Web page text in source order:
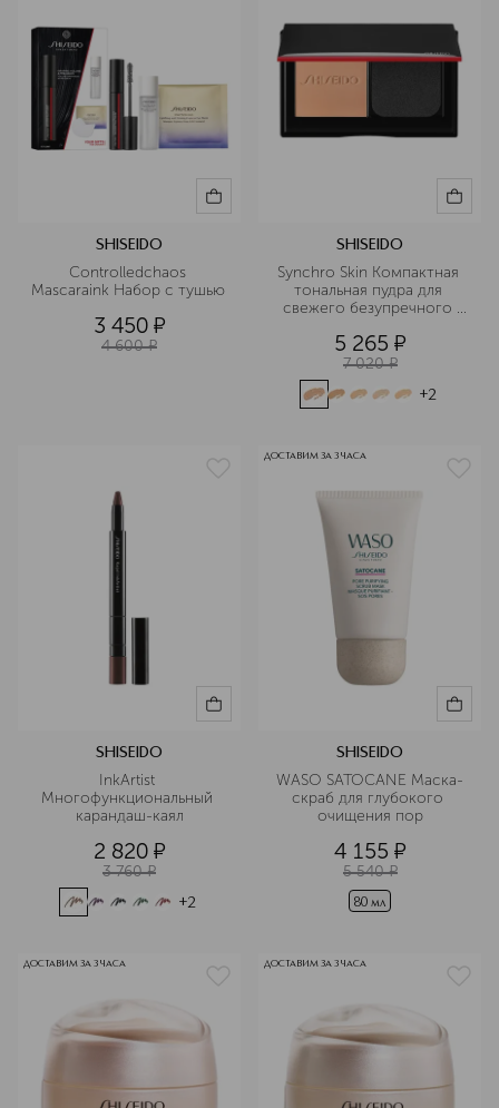
SHISEIDO
Controlledchaos
3 450 ¤
4 600 ¤
SHISEIDO
Synchro Skin Компактная
тональная пудра для
свежего безупречного
5 265 ¤
7 020 ¤
+2
SHISEIDO
InkArtist
Многофункциональный
карандаш-каял
2 820 ¤
3 760 ¤
+2
ДОСТАВИМ ЗА 3 ЧАСА
SHISEIDO
WASO SATOCANE Маска-
скраб для глубокого
очищения пор
4 155 ¤
5 540 ¤
80 мл
ДОСТАВИМ ЗА 3 ЧАСА ДОСТАВИМ ЗА 3 ЧАСА